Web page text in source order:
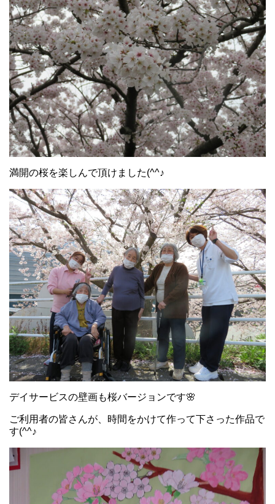
満開の桜を楽しんで頂けました(^^♪
デイサービスの壁画も桜バージョンです🌸
ご利用者の皆さんが、時間をかけて作って下さった作品で
す(^^♪